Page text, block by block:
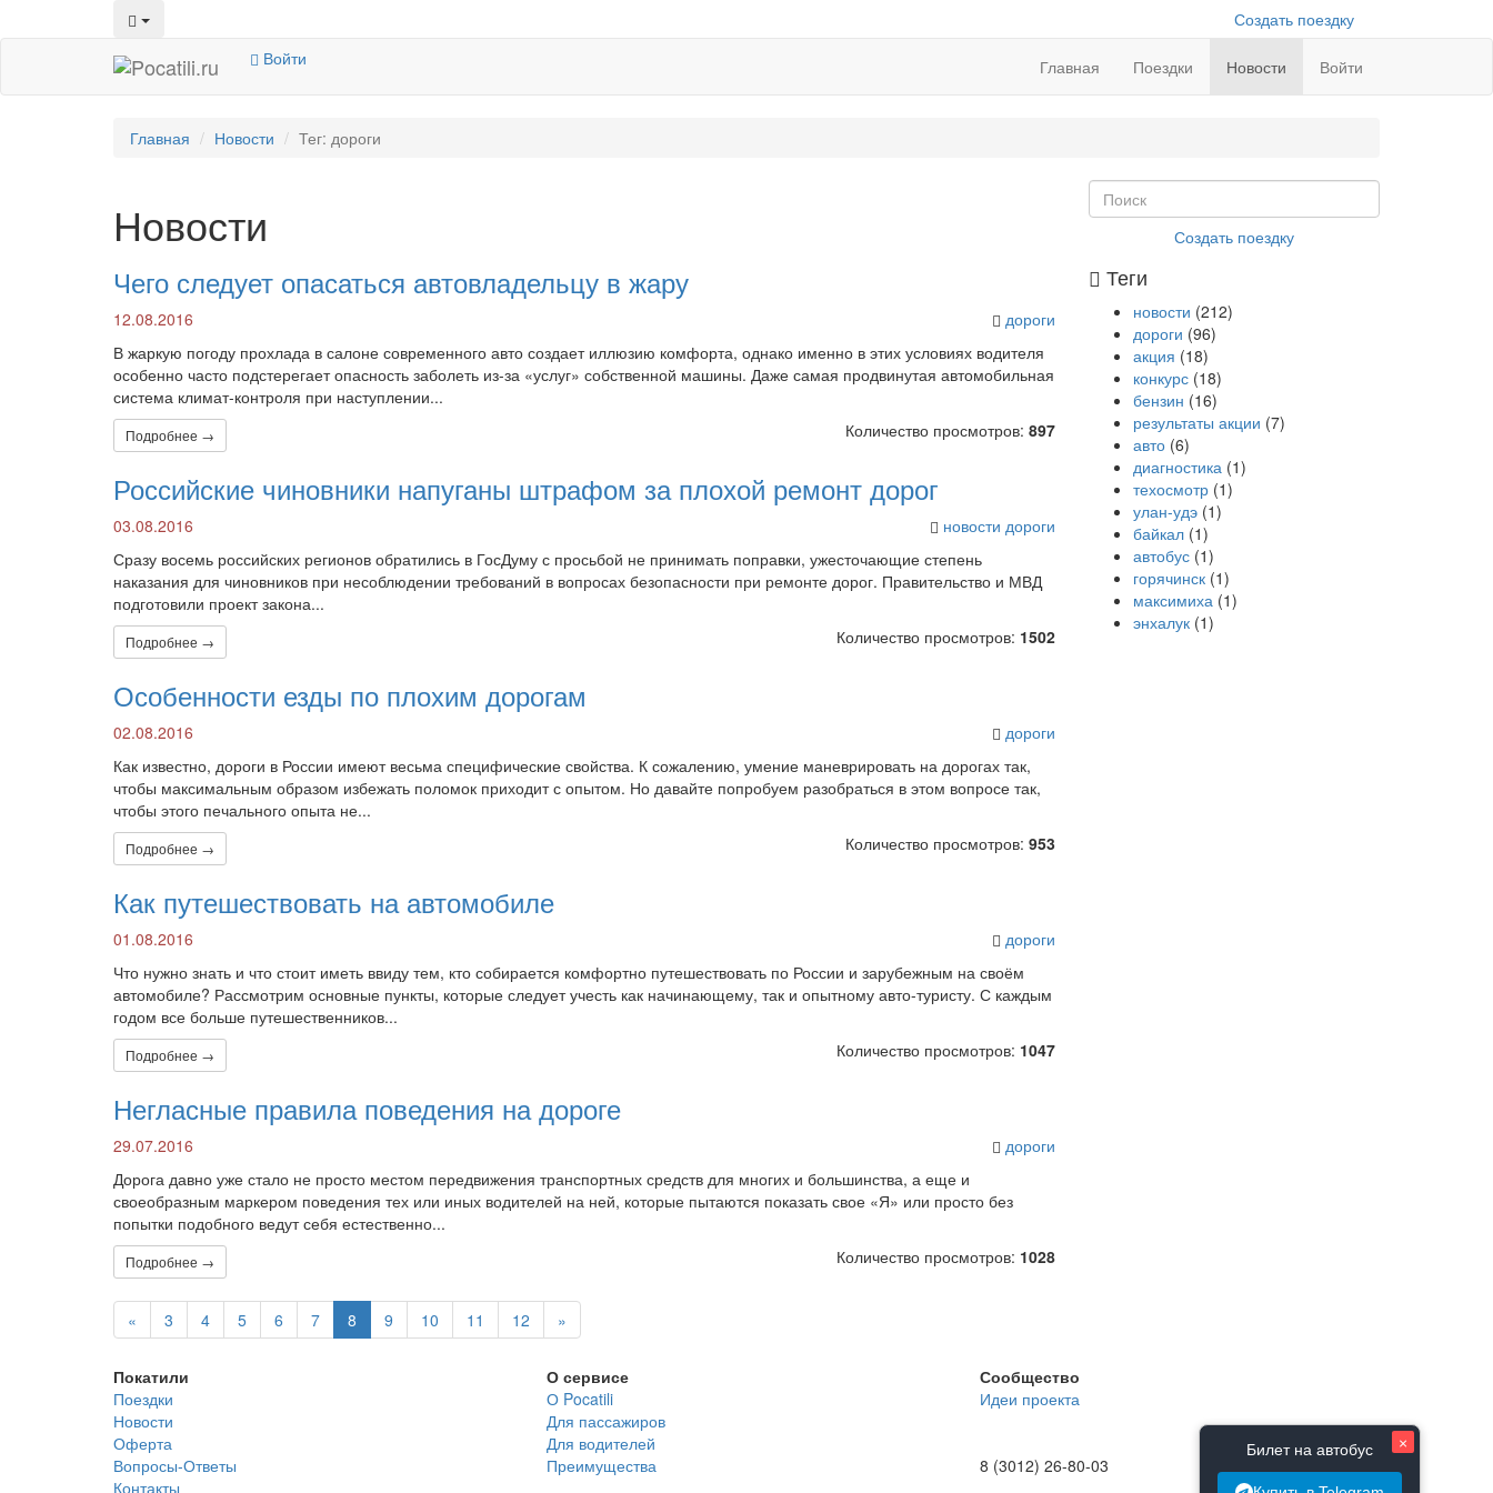
Создать поездку
Войти
Главная Поездки Новости Войти
Главная Новости Тег: дороги
Создать поездку
Теги
новости (212)
дороги (96)
акция (18)
конкурс(18)
бензин (16)
результаты акции (7)
авто(6)
диагностика(1)
техосмотр(1)
улан-удэ(1)
байкал(1)
автобус(1)
горячинск(1)
максимиха(1)
энхалук(1)
Новости
Чего следует опасаться автовладельцу в жару
дороги
12.08.2016
В жаркую погоду прохлада в салоне современного авто создает иллюзию комфорта, однако именно в этих условиях водителя
особенно часто подстерегает опасность заболеть из-за «услуг» собственной машины. Даже самая продвинутая автомобильная
система климат-контроля при наступлении...
Количество просмотров: 897
Подробнее →
Российские чиновники напуганы штрафом за плохой ремонт дорог
новости дороги
03.08.2016
Сразу восемь российских регионов обратились в ГосДуму с просьбой не принимать поправки, ужесточающие степень
наказания для чиновников при несоблюдении требований в вопросах безопасности при ремонте дорог. Правительство и МВД
подготовили проект закона...
Количество просмотров: 1502
Подробнее →
Особенности езды по плохим дорогам
дороги
02.08.2016
Как известно, дороги в России имеют весьма специфические свойства. К сожалению, умение маневрировать на дорогах так,
чтобы максимальным образом избежать поломок приходит с опытом. Но давайте попробуем разобраться в этом вопросе так,
чтобы этого печального опыта не...
Количество просмотров: 953
Подробнее →
Как путешествовать на автомобиле
дороги
01.08.2016
Что нужно знать и что стоит иметь ввиду тем, кто собирается комфортно путешествовать по России и зарубежным на своём
автомобиле? Рассмотрим основные пункты, которые следует учесть как начинающему, так и опытному авто-туристу. С каждым
годом все больше путешественников...
Количество просмотров: 1047
Подробнее →
Негласные правила поведения на дороге
дороги
29.07.2016
Дорога давно уже стало не просто местом передвижения транспортных средств для многих и большинства, а еще и
своеобразным маркером поведения тех или иных водителей на ней, которые пытаются показать свое «Я» или просто без
попытки подобного ведут себя естественно...
Количество просмотров: 1028
Подробнее →
« 3 4 5 6 7 8 9 10 11 12 »
Покатили
Поездки
Новости
Оферта
Вопросы-Ответы
Контакты
О сервисе
О Pocatili
Для пассажиров
Для водителей
Преимущества
Сообщество
Идеи проекта
8 (3012) 26-80-03
×
Билет на автобус